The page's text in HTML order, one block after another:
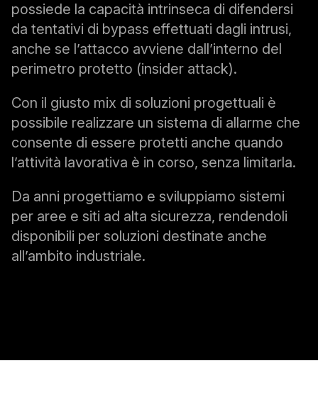
possiede la capacità intrinseca di difendersi
da tentativi di bypass effettuati dagli intrusi,
anche se l’attacco avviene dall’interno del
perimetro protetto (insider attack).
Con il giusto mix di soluzioni progettuali è
possibile realizzare un sistema di allarme che
consente di essere protetti anche quando
l’attività lavorativa è in corso, senza limitarla.
Da anni progettiamo e sviluppiamo sistemi
per aree e siti ad alta sicurezza, rendendoli
disponibili per soluzioni destinate anche
all’ambito industriale.